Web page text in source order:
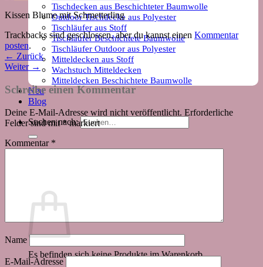
Tischdecken aus Beschichteter Baumwolle
Outdoor Tischdecke aus Polyester
Tischläufer aus Stoff
Tischläufer Beschichtete Baumwolle
Tischläufer Outdoor aus Polyester
Mitteldecken aus Stoff
Wachstuch Mitteldecken
Mitteldecken Beschichtete Baumwolle
Neu
Blog
Suchen nach:
Es befinden sich keine Produkte im Warenkorb.
Kissen Blume mit Schmetterling
Trackbacks sind geschlossen, aber du kannst einen Kommentar
posten.
← Zurück
Weiter →
Schreibe einen Kommentar
Deine E-Mail-Adresse wird nicht veröffentlicht. Erforderliche
Felder sind mit*markiert
Kommentar *
Name
E-Mail-Adresse